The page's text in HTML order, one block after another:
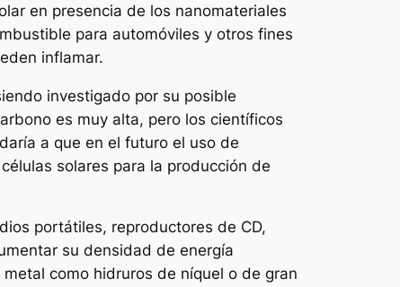
en presencia de los nanomateriales
para automóviles y otros fines
inflamar.
investigado por su posible
es muy alta, pero los científicos
a que en el futuro el uso de
solares para la producción de
portátiles, reproductores de CD,
su densidad de energía
como hidruros de níquel o de gran